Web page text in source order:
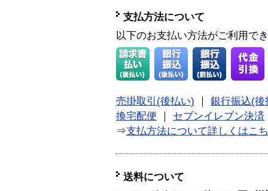
支払方法について
以下のお支払い方法がご利用で
売掛取引(後払い)
銀行振込(後
換宅配便
セブンイレブン決済
⇒支払方法について詳しくはこ
送料について